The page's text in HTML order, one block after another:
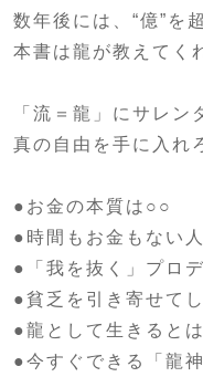
数年後には、“億”
本書は龍が教えてく
「流＝龍」にサレン
真の自由を手に入れ
●お金の本質は○○
●時間もお金もない
●「我を抜く」プロ
●貧乏を引き寄せて
●龍として生きると
●今すぐできる「龍